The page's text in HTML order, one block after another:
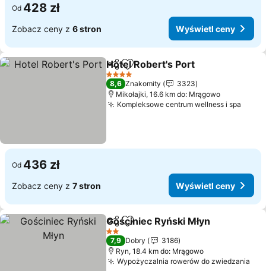
Od 428 zł
Zobacz ceny z 6 stron Wyświetl ceny
Udostępnij
Dodaj do ulubionych
Hotel Robert's Port
4 Kategoria
8,6 Znakomity
3323
Mikołajki, 16.6 km do: Mrągowo
Kompleksowe centrum wellness i spa
Od 436 zł
Zobacz ceny z 7 stron Wyświetl ceny
Udostępnij
Dodaj do ulubionych
Gościniec Ryński Młyn
2 Kategoria
7,9 Dobry
3186
Ryn, 18.4 km do: Mrągowo
Wypożyczalnia rowerów do zwiedzania